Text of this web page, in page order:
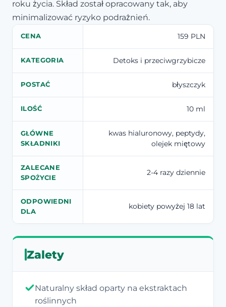
roku życia. Skład został opracowany tak, aby
minimalizować ryzyko podrażnień.
CENA 159 PLN
KATEGORIA Detoks i przeciwgrzybicze
POSTAĆ błyszczyk
ILOŚĆ 10 ml
GŁÓWNE
SKŁADNIKI
kwas hialuronowy, peptydy,
olejek miętowy
ZALECANE
SPOŻYCIE
2-4 razy dziennie
ODPOWIEDNI
DLA
kobiety powyżej 18 lat
Zalety
Naturalny skład oparty na ekstraktach
roślinnych